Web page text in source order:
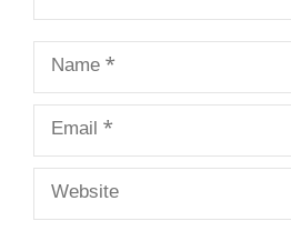
Name
Email
Website